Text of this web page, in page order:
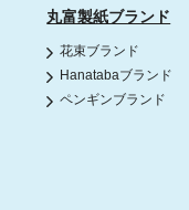
丸富製紙ブランド
花束ブランド
Hanatabaブランド
ペンギンブランド